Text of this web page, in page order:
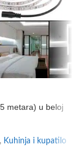
metara) u beloj
, Kuhinja i kupatilo